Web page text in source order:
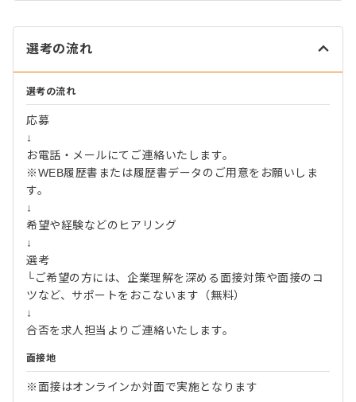
選考の流れ
選考の流れ
応募
↓
お電話・メールにてご連絡いたします。
※WEB履歴書または履歴書データのご用意をお願いしま
す。
↓
希望や経験などのヒアリング
↓
選考
└ご希望の方には、企業理解を深める面接対策や面接のコ
ツなど、サポートをおこないます（無料）
↓
合否を求人担当よりご連絡いたします。
面接地
※面接はオンラインか対面で実施となります